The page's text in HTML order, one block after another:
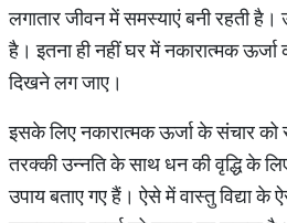
लगातार जीवन में समस्याएं बनी रहती
है। इतना ही नहीं घर में नकारात्मक
दिखने लग जाए।
इसके लिए नकारात्मक ऊर्जा के संचार को
तरक्की उन्नति के साथ धन की वृद्धि के
उपाय बताए गए हैं। ऐसे में वास्तु विद्या